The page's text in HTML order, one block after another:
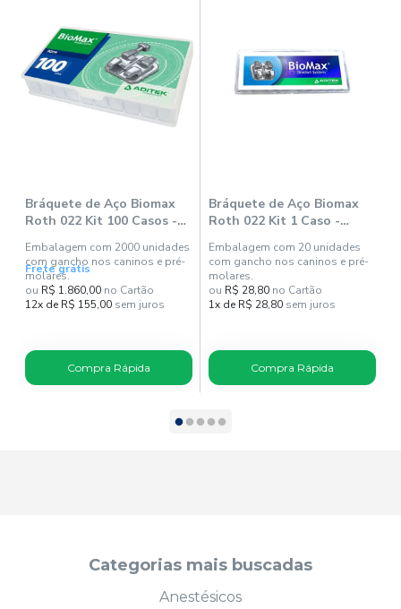
Bráquete de Aço Biomax
Roth 022 Kit 100 Casos -
Embalagem com 2000 unidades
com gancho nos caninos e pré-
molares.
Frete grátis
ou R$ 1.860,00 no Cartão
12x de R$ 155,00 sem juros
Compra Rápida
Bráquete de Aço Biomax
Roth 022 Kit 1 Caso -
Embalagem com 20 unidades
com gancho nos caninos e pré-
molares.
ou R$ 28,80 no Cartão
1x de R$ 28,80 sem juros
Compra Rápida
Categorias mais buscadas
Anestésicos